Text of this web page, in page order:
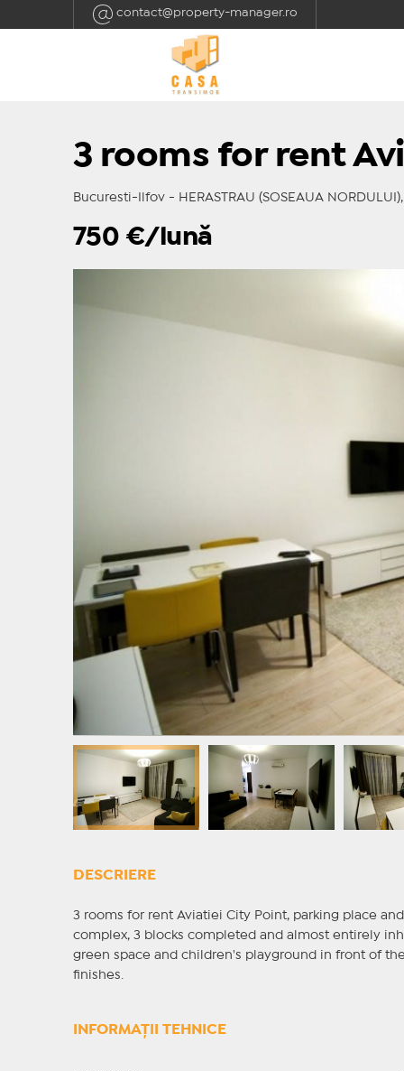
contact@property-manager.ro
3 rooms for rent
Bucuresti-Ilfov - HERASTRAU (SOSEAUA
750 €/lună
DESCRIERE
3 rooms for rent Aviatiei City Point, parking place
complex, 3 blocks completed and almost entirely
green space and children's playground in front of
finishes.
INFORMAȚII TEHNICE